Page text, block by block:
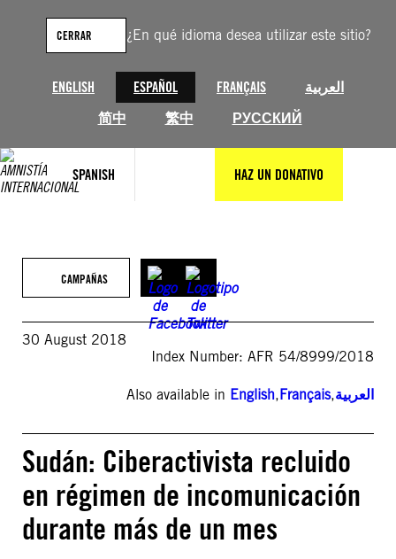
¿En qué idioma desea utilizar este sitio?
ENGLISH ESPAÑOL FRANÇAIS
العربية
简中
繁中 РУССКИЙ
CERRAR
SPANISH HAZ UN DONATIVO
contenido
CAMPAÑAS
30 August 2018
Index Number: AFR 54/8999/2018
Also available in English,Français,العربية
Sudán: Ciberactivista recluido
en régimen de incomunicación
durante más de un mes